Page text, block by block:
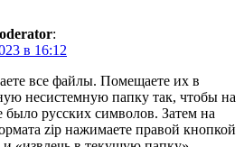
:
в 16:12
все файлы. Помещаете их в
несистемную папку так, чтобы на
было русских символов. Затем на
zip нажимаете правой кнопкой